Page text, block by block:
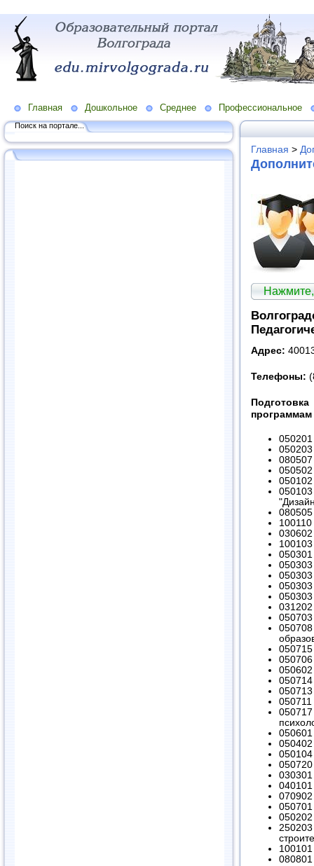
Главная Дошкольное Среднее Профессиональное
Поиск на портале...
Главная >
Адрес:
Телефоны:
050502
050301
050303
050303
050703
050708
050706
050602
050713
050711
050104
050720
050701